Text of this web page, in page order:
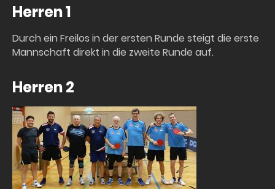
Herren 1
Durch ein Freilos in der ersten Runde steigt die erste
Mannschaft direkt in die zweite Runde auf.
Herren 2